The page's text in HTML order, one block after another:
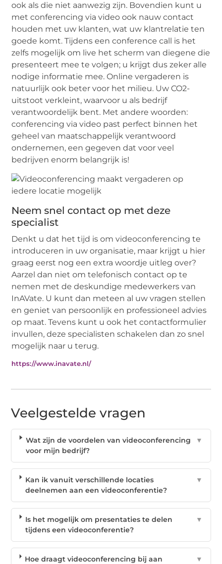
ook als die niet aanwezig zijn. Bovendien kunt u
met conferencing via video ook nauw contact
houden met uw klanten, wat uw klantrelatie ten
goede komt. Tijdens een conference call is het
zelfs mogelijk om live het scherm van diegene die
presenteert mee te volgen; u krijgt dus zeker alle
nodige informatie mee. Online vergaderen is
natuurlijk ook beter voor het milieu. Uw CO2-
uitstoot verkleint, waarvoor u als bedrijf
verantwoordelijk bent. Met andere woorden:
conferencing via video past perfect binnen het
geheel van maatschappelijk verantwoord
ondernemen, een gegeven dat voor veel
bedrijven enorm belangrijk is!
Neem snel contact op met deze
specialist
Denkt u dat het tijd is om videoconferencing te
introduceren in uw organisatie, maar krijgt u hier
graag eerst nog een extra woordje uitleg over?
Aarzel dan niet om telefonisch contact op te
nemen met de deskundige medewerkers van
InAVate. U kunt dan meteen al uw vragen stellen
en geniet van persoonlijk en professioneel advies
op maat. Tevens kunt u ook het contactformulier
invullen, deze specialisten schakelen dan zo snel
mogelijk naar u terug.
https://www.inavate.nl/
Veelgestelde vragen
Wat zijn de voordelen van videoconferencing
voor mijn bedrijf?
▼
Kan ik vanuit verschillende locaties
deelnemen aan een videoconferentie?
▼
Is het mogelijk om presentaties te delen
tijdens een videoconferentie?
▼
Hoe draagt videoconferencing bij aan
▼